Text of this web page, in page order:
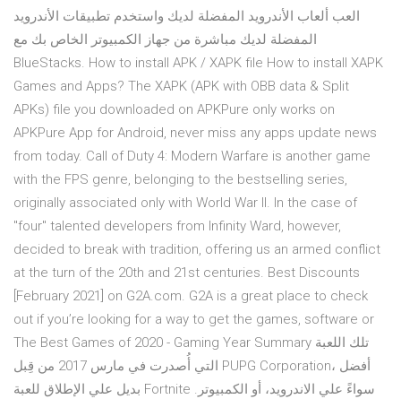
العب ألعاب الأندرويد المفضلة لديك واستخدم تطبيقات الأندرويد
المفضلة لديك مباشرة من جهاز الكمبيوتر الخاص بك مع
BlueStacks. How to install APK / XAPK file How to install XAPK
Games and Apps? The XAPK (APK with OBB data & Split
APKs) file you downloaded on APKPure only works on
APKPure App for Android, never miss any apps update news
from today. Call of Duty 4: Modern Warfare is another game
with the FPS genre, belonging to the bestselling series,
originally associated only with World War II. In the case of
"four" talented developers from Infinity Ward, however,
decided to break with tradition, offering us an armed conflict
at the turn of the 20th and 21st centuries. Best Discounts
[February 2021] on G2A.com. G2A is a great place to check
out if you’re looking for a way to get the games, software or
The Best Games of 2020 - Gaming Year Summary تلك اللعبة
التي أُصدرت في مارس 2017 من قِبل PUPG Corporation، أفضل
بديل علي الإطلاق للعبة Fortnite سواءً علي الاندرويد، أو الكمبيوتر.